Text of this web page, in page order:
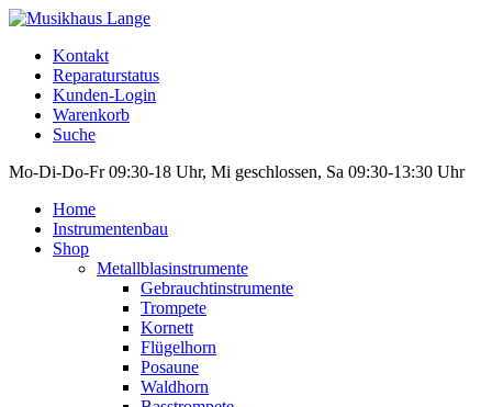
Kontakt
Reparaturstatus
Kunden-Login
Warenkorb
Suche
Mo-Di-Do-Fr 09:30-18 Uhr, Mi geschlossen, Sa 09:30-13:30 Uhr
Home
Instrumentenbau
Shop
Metallblasinstrumente
Gebrauchtinstrumente
Trompete
Kornett
Flügelhorn
Posaune
Waldhorn